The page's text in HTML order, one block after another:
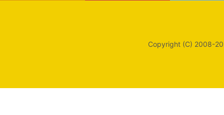
Copyright (C) 2008-